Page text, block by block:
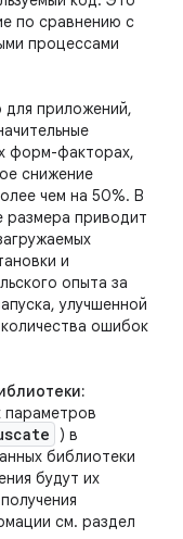
по сравнению с
процессами
приложений,
форм-факторах,
снижение
чем на 50%. В
размера приводит
и
опыта за
улучшенной
ошибок
параметров
) в
библиотеки
будут их
см. раздел